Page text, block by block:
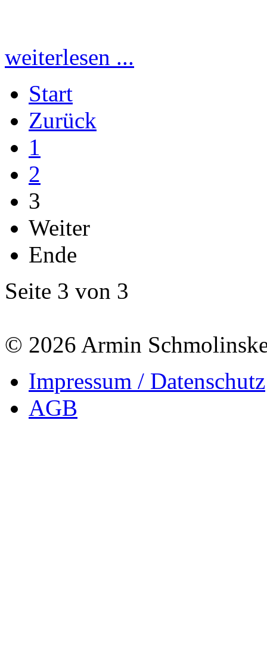
weiterlesen ...
Start
Zurück
1
2
3
Weiter
Ende
Seite 3 von 3
© 2026 Armin
Impressum / Datenschutz
AGB